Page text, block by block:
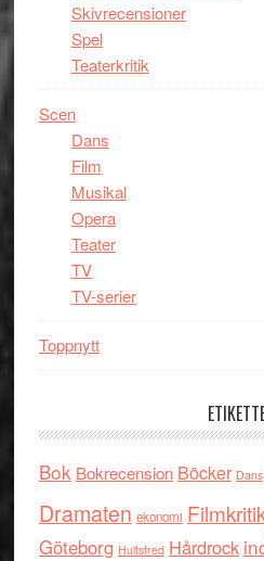
Skivrecensioner
Spel
Teaterkritik
Scen
Dans
Film
Musikal
Opera
Teater
TV
TV-serier
Toppnytt
Bok Bokrecension Böcker Dans
Dramaten ekonomi
Göteborg Hultsfred Hårdrock